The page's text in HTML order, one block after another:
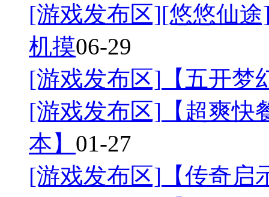
[游戏发布区][悠悠仙
机摸06-29
[游戏发布区] 【五开
[游戏发布区] 【超爽
本】 01-27
[游戏发布区] 【传奇